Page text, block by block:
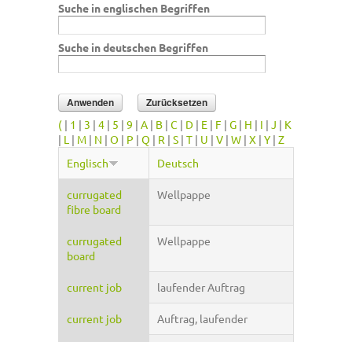
Suche in englischen Begriffen
Suche in deutschen Begriffen
( | 1 | 3 | 4 | 5 | 9 | A | B | C | D | E | F | G | H | I | J | K
| L | M | N | O | P | Q | R | S | T | U | V | W | X | Y | Z
Englisch
Deutsch
currugated
fibre board
Wellpappe
currugated
board
Wellpappe
current job laufender Auftrag
current job Auftrag, laufender